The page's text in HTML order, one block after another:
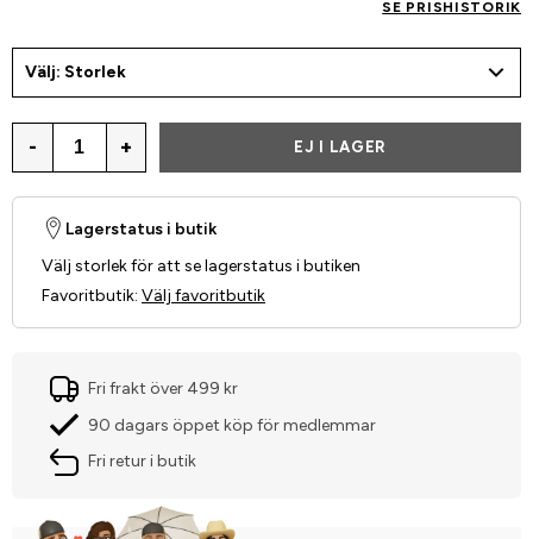
SE PRISHISTORIK
Välj: Storlek
- + EJ I LAGER
Lagerstatus i butik
Välj storlek för att se lagerstatus i butiken
Favoritbutik: Välj favoritbutik
Fri frakt över 499 kr
90 dagars öppet köp för medlemmar
Fri retur i butik